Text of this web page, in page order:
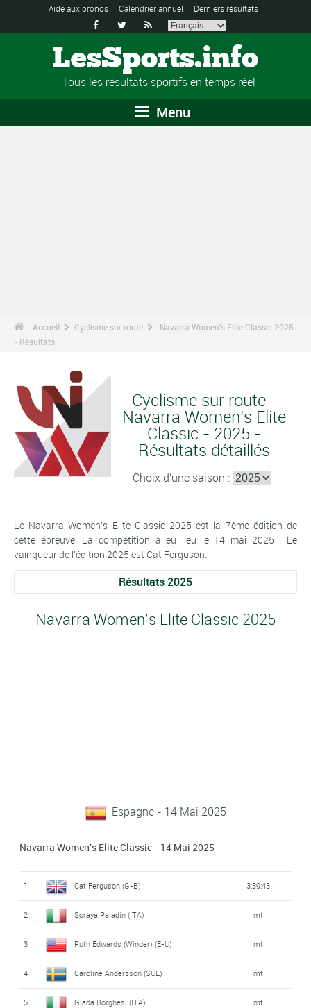
Aide aux pronos Calendrier annuel Derniers résultats
  
LesSports.info
Tous les résultats sportifs en temps réel
Menu
Accueil Cyclisme sur route
Navarra Women's Elite Classic 2025
- Résultats
Cyclisme sur route -
Navarra Women's Elite
Classic - 2025 -
Résultats détaillés
Choix d'une saison :
Le Navarra Women's Elite Classic 2025 est la 7ème édition de
cette épreuve. La compétition a eu lieu le 14 mai 2025 . Le
vainqueur de l'édition 2025 est Cat Ferguson.
Résultats 2025
Navarra Women's Elite Classic 2025
Espagne - 14 Mai 2025
Navarra Women's Elite Classic - 14 Mai 2025
1 Cat Ferguson (G-B) 3:39:43
2 Soraya Paladin (ITA) mt
3 Ruth Edwards (Winder) (E-U) mt
4 Caroline Andersson (SUE) mt
5 Giada Borghesi (ITA) mt